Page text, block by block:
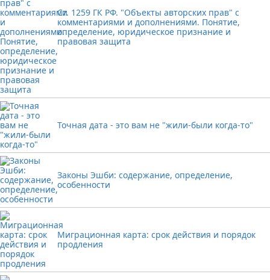
Ст. 1259 ГК РФ. "Объекты авторских прав" с
комментариями и дополнениями. Понятие,
определение, юридическое признание и
правовая защита
Точная дата - это вам не "жили-были когда-то"
Законы Эшби: содержание, определение,
особенности
Миграционная карта: срок действия и порядок
продления